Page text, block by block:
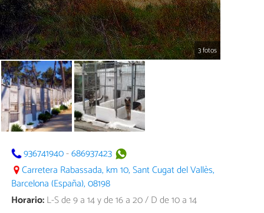
3 fotos
936741940-686937423
Carretera Rabassada, km 10, Sant Cugat del Vallès,
Barcelona (España), 08198
Horario:L-S de 9 a 14 y de 16 a 20 / D de 10 a 14